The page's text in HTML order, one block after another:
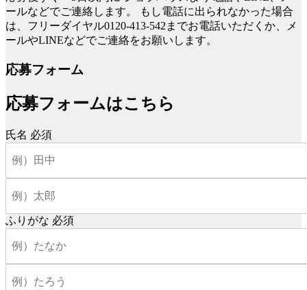
ールなどでご連絡します。
もし電話に出られなかった場合
は、フリーダイヤル0120-413-542までお電話いただくか、メ
ールやLINEなどでご連絡をお願いします。
応募フォーム
応募フォームはこちら
氏名 必須
ふりがな 必須